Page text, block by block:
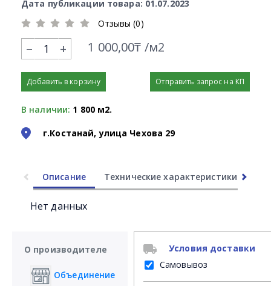
Дата публикации товара: 01.07.2023
Отзывы (0)
+ 1 000,00₸ /м2
Добавить в корзину Отправить запрос на КП
В наличии: 1 800 м2.
г.Костанай, улица Чехова 29
Описание Технические характеристики
Нет данных
О производителе
Объединение
Условия доставки
Самовывоз